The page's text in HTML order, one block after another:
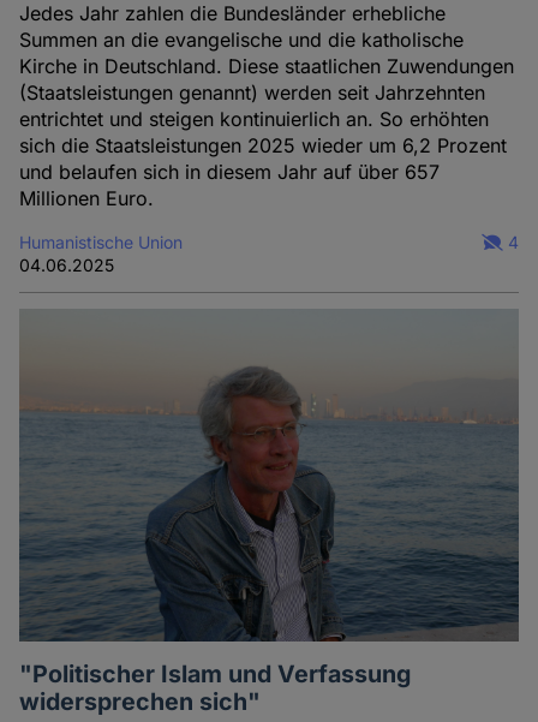
Jedes Jahr zahlen die Bundesländer erhebliche
Summen an die evangelische und die katholische
Kirche in Deutschland. Diese staatlichen Zuwendungen
(Staatsleistungen genannt) werden seit Jahrzehnten
entrichtet und steigen kontinuierlich an. So erhöhten
sich die Staatsleistungen 2025 wieder um 6,2 Prozent
und belaufen sich in diesem Jahr auf über 657
Millionen Euro.
Humanistische Union
04.06.2025
4
"Politischer Islam und Verfassung
widersprechen sich"